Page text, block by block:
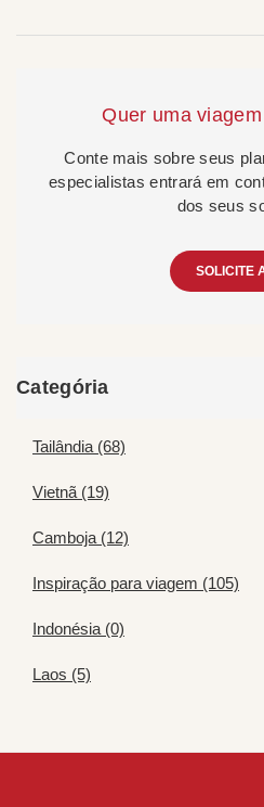
Quer uma
Conte mais sobre seus
especialistas entrará em
dos seus
SOLICITE
Categória
Tailândia (68)
Vietnã (19)
Camboja (12)
Inspiração para viagem (105)
Indonésia (0)
Laos (5)